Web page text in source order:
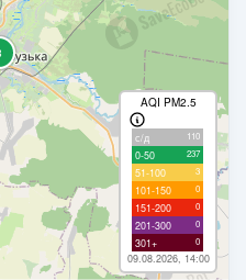
AQI PM2.5
с/д 110
0-50 237
51-100 3
101-150 0
151-200 0
201-300 0
301+ 0
09.08.2026, 14:00